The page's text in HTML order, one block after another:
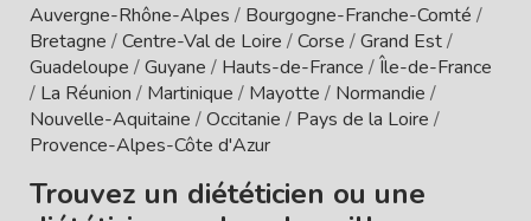
Auvergne-Rhône-Alpes / Bourgogne-Franche-Comté /
Bretagne /Centre-Val de Loire /Corse /Grand Est/
Guadeloupe /Guyane / Hauts-de-France /Île-de-France
/ La Réunion / Martinique / Mayotte / Normandie /
Nouvelle-Aquitaine /Occitanie / Pays de la Loire /
Provence-Alpes-Côte d'Azur
Trouvez un diététicien ou une